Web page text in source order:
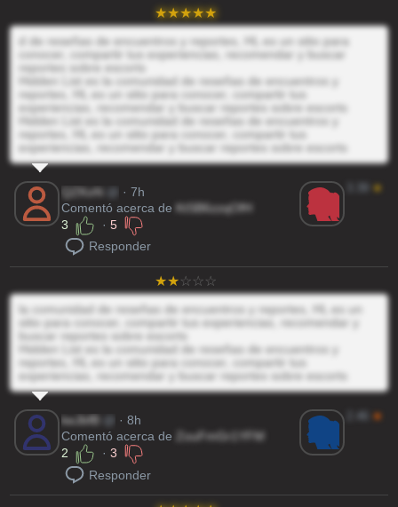
d de reseñas de encuentros y reportes, HL es un sitio para
conocer, compartir tus experiencias, recomendar y buscar
reportes sobre escorts
Hidden List es la comunidad de reseñas de encuentros y
reportes, HL es un sitio para conocer, compartir tus
experiencias, recomendar y buscar reportes sobre escorts
Hidden List es la comunidad de reseñas de encuentros y
reportes, HL es un sitio para conocer, compartir tus
experiencias, recomendar y buscar reportes sobre escorts
QZKoN
· 7h
Comentó acerca de
KtSB6zzqOfH
3
·5
Responder
★
la comunidad de reseñas de encuentros y reportes, HL es un
sitio para conocer, compartir tus experiencias, recomendar y
buscar reportes sobre escorts
Hidden List es la comunidad de reseñas de encuentros y
reportes, HL es un sitio para conocer, compartir tus
experiencias, recomendar y buscar reportes sobre escorts
keJbfB
· 8h
Comentó acerca de
ZouFmGr1YFM
2
·3
Responder
★